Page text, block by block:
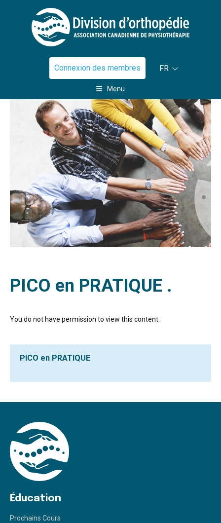
Connexion des membres FR
Menu
PICO en PRATIQUE .
You do not have permission to view this content.
PICO en PRATIQUE
Éducation
Prochains Cours